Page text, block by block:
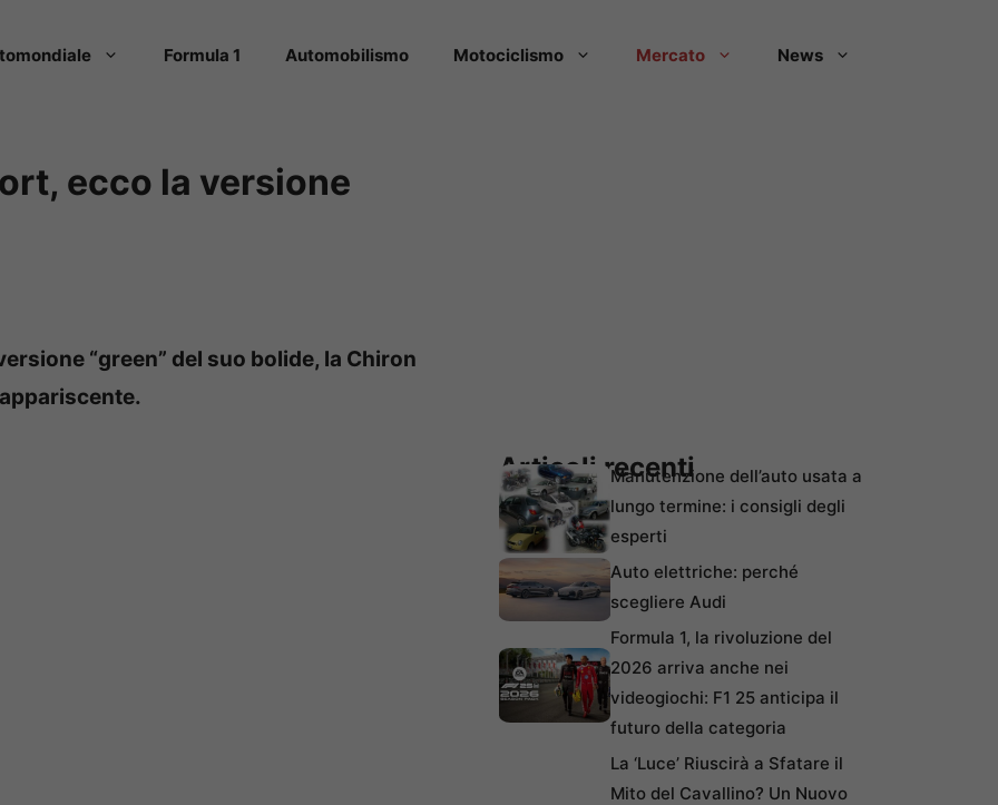
Formula 1 Automobilismo Motociclismo Mercato News
ecco la versione
“green” del suo bolide, la Chiron
Articoli recentiManutenzione dell’auto usata a
lungo termine: i consigli degli
esperti
Auto elettriche: perché
scegliere Audi
Formula 1, la rivoluzione del
2026 arriva anche nei
videogiochi: F1 25 anticipa il
futuro della categoria
La ‘Luce’ Riuscirà a Sfatare il
Mito del Cavallino? Un Nuovo